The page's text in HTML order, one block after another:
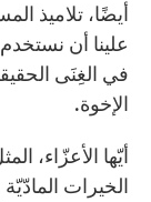
أيضًا، تلاميذ
علينا أن
في الغِنَى
الإخوة.
أيّها الأعزّاء،
الخيرات